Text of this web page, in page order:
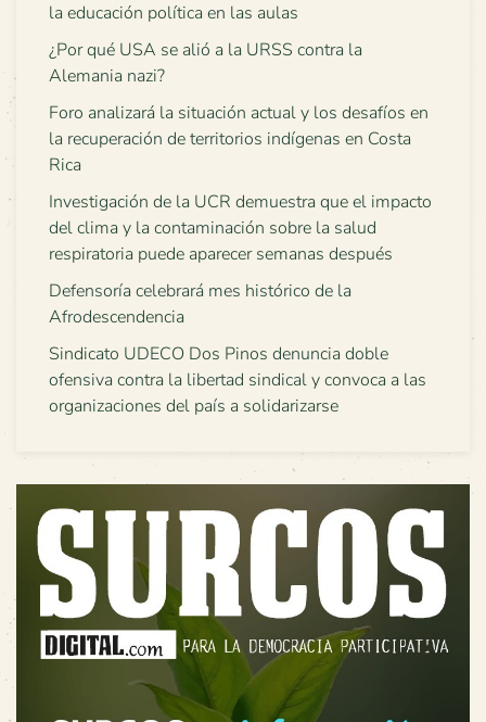
la educación política en las aulas
¿Por qué USA se alió a la URSS contra la
Alemania nazi?
Foro analizará la situación actual y los desafíos en
la recuperación de territorios indígenas en Costa
Rica
Investigación de la UCR demuestra que el impacto
del clima y la contaminación sobre la salud
respiratoria puede aparecer semanas después
Defensoría celebrará mes histórico de la
Afrodescendencia
Sindicato UDECO Dos Pinos denuncia doble
ofensiva contra la libertad sindical y convoca a las
organizaciones del país a solidarizarse